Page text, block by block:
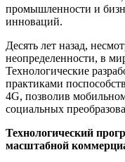
промышленности и
инноваций.
Десять лет назад,
неопределенности, в
Технологические
практиками
4G, позволив
социальных
Технологический
масштабной